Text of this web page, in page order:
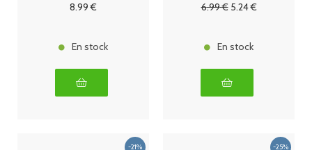
8.99 €
En stock
6.99€ 5.24€
En stock